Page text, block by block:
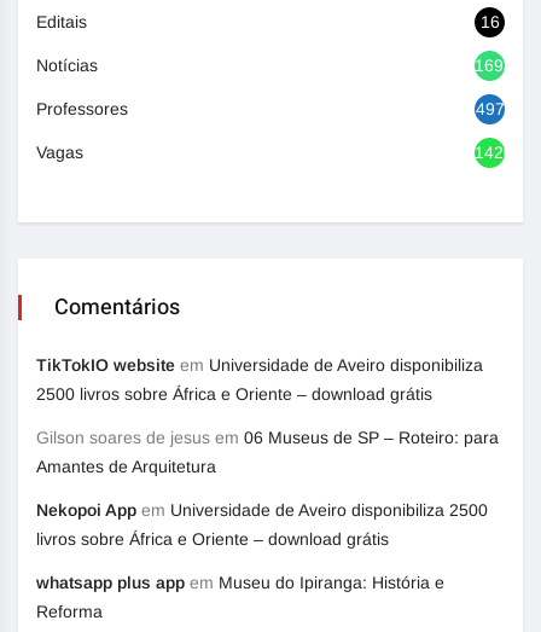
Editais 16
Notícias 1692
Professores 497
Vagas 1420
Comentários
TikTokIO website em Universidade de Aveiro disponibiliza
2500 livros sobre África e Oriente – download grátis
Gilson soares de jesus em 06 Museus de SP – Roteiro: para
Amantes de Arquitetura
Nekopoi App em Universidade de Aveiro disponibiliza 2500
livros sobre África e Oriente – download grátis
whatsapp plus app em Museu do Ipiranga: História e
Reforma